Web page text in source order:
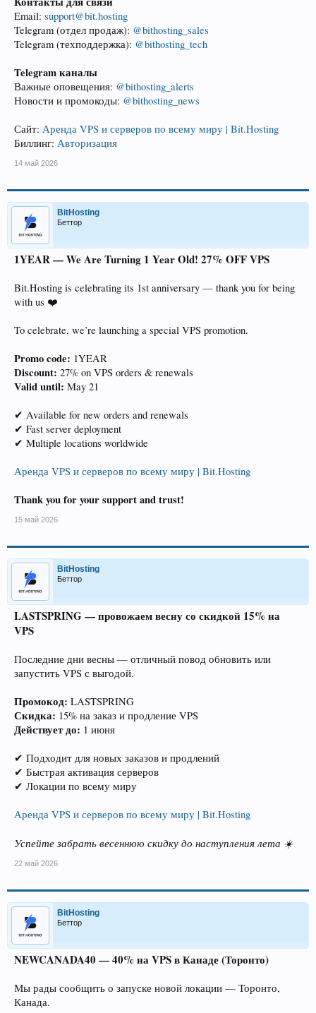
Email: support@bit.hosting
Telegram (отдел продаж): @bithosting_sales
Telegram (техподдержка): @bithosting_tech
Telegram каналы
Важные оповещения: @bithosting_alerts
Новости и промокоды: @bithosting_news
Сайт: Аренда VPS и серверов по всему миру | Bit.Hosting
Биллинг: Авторизация
14 май 2026
BitHosting
Беттор
1YEAR — We Are Turning 1 Year Old! 27% OFF VPS
Bit.Hosting is celebrating its 1st anniversary — thank you for being
with us ❤️
To celebrate, we’re launching a special VPS promotion.
Promo code: 1YEAR
Discount: 27% on VPS orders & renewals
Valid until: May 21
✔ Available for new orders and renewals
✔ Fast server deployment
✔ Multiple locations worldwide
Аренда VPS и серверов по всему миру | Bit.Hosting
Thank you for your support and trust!
15 май 2026
BitHosting
Беттор
LASTSPRING — провожаем весну со скидкой 15% на
VPS
Последние дни весны — отличный повод обновить или
запустить VPS с выгодой.
Промокод: LASTSPRING
Скидка: 15% на заказ и продление VPS
Действует до: 1 июня
✔ Подходит для новых заказов и продлений
✔ Быстрая активация серверов
✔ Локации по всему миру
Аренда VPS и серверов по всему миру | Bit.Hosting
Успейте забрать весеннюю скидку до наступления лета ☀️
22 май 2026
BitHosting
Беттор
NEWCANADA40 — 40% на VPS в Канаде (Торонто)
Мы рады сообщить о запуске новой локации — Торонто,
Канада.